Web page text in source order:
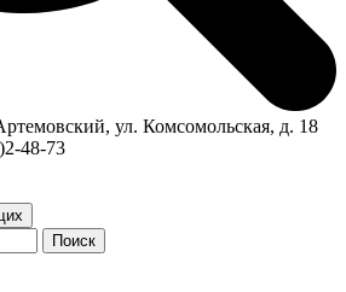
ул. Комсомольская, д. 18
48-73
Поиск